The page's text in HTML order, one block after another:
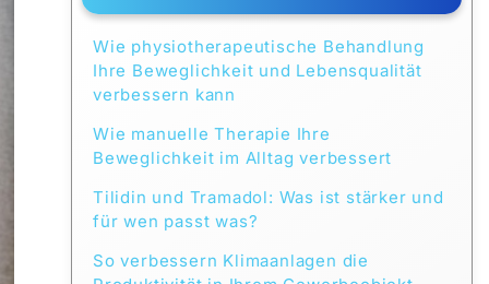
Wie physiotherapeutische Behandlung
Ihre Beweglichkeit und Lebensqualität
verbessern kann
Wie manuelle Therapie Ihre
Beweglichkeit im Alltag verbessert
Tilidin und Tramadol: Was ist stärker und
für wen passt was?
So verbessern Klimaanlagen die